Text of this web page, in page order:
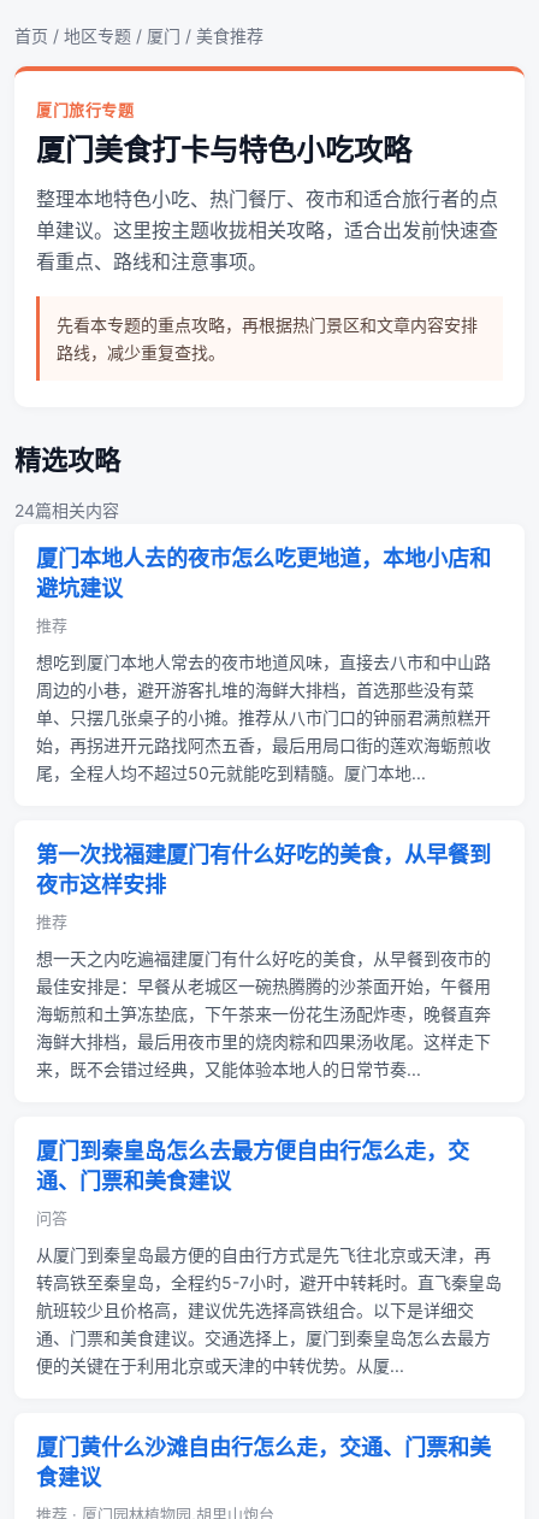
首页 / 地区专题 / 厦门 / 美食推荐
厦门旅行专题
厦门美食打卡与特色小吃攻略
整理本地特色小吃、热门餐厅、夜市和适合旅行者的点
单建议。这里按主题收拢相关攻略，适合出发前快速查
看重点、路线和注意事项。
先看本专题的重点攻略，再根据热门景区和文章内容安排
路线，减少重复查找。
精选攻略
24篇相关内容
厦门本地人去的夜市怎么吃更地道，本地小店和
避坑建议
推荐
想吃到厦门本地人常去的夜市地道风味，直接去八市和中山路
周边的小巷，避开游客扎堆的海鲜大排档，首选那些没有菜
单、只摆几张桌子的小摊。推荐从八市门口的钟丽君满煎糕开
始，再拐进开元路找阿杰五香，最后用局口街的莲欢海蛎煎收
尾，全程人均不超过50元就能吃到精髓。厦门本地...
第一次找福建厦门有什么好吃的美食，从早餐到
夜市这样安排
推荐
想一天之内吃遍福建厦门有什么好吃的美食，从早餐到夜市的
最佳安排是：早餐从老城区一碗热腾腾的沙茶面开始，午餐用
海蛎煎和土笋冻垫底，下午茶来一份花生汤配炸枣，晚餐直奔
海鲜大排档，最后用夜市里的烧肉粽和四果汤收尾。这样走下
来，既不会错过经典，又能体验本地人的日常节奏...
厦门到秦皇岛怎么去最方便自由行怎么走，交
通、门票和美食建议
问答
从厦门到秦皇岛最方便的自由行方式是先飞往北京或天津，再
转高铁至秦皇岛，全程约5-7小时，避开中转耗时。直飞秦皇岛
航班较少且价格高，建议优先选择高铁组合。以下是详细交
通、门票和美食建议。交通选择上，厦门到秦皇岛怎么去最方
便的关键在于利用北京或天津的中转优势。从厦...
厦门黄什么沙滩自由行怎么走，交通、门票和美
食建议
推荐 · 厦门园林植物园,胡里山炮台